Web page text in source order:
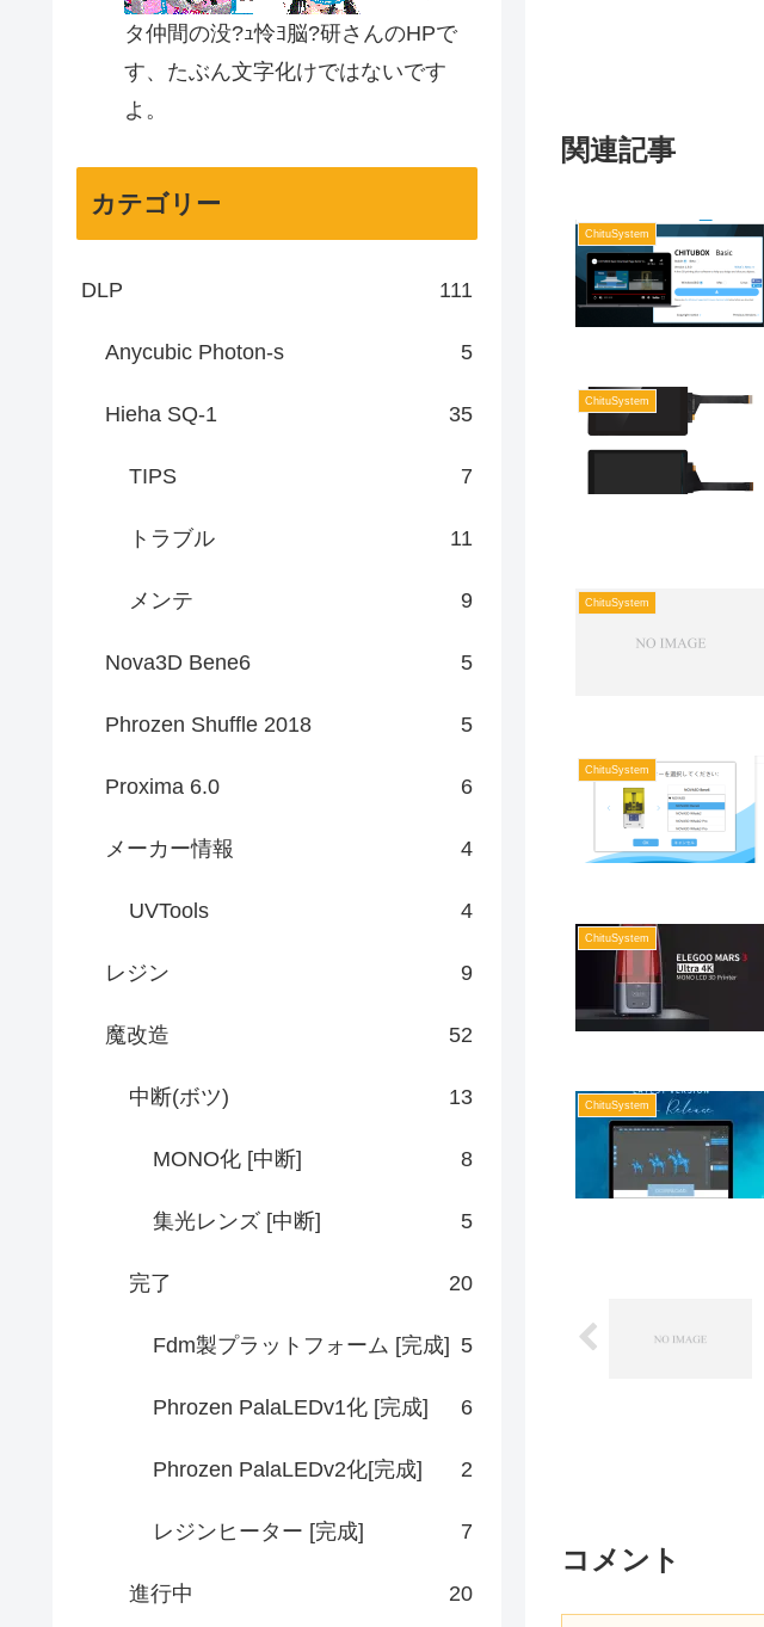
関連記事
ChituSystem
ChituSystem
ChituSystem
ChituSystem
ChituSystem
ChituSystem
コメント
タ仲間の没?ｭ怜ﾖ脳?研さんのHPで
す、たぶん文字化けではないです
よ。
カテゴリー
DLP 111
Anycubic Photon-s 5
Hieha SQ-1 35
TIPS 7
トラブル 11
メンテ 9
Nova3D Bene6 5
Phrozen Shuffle 2018 5
Proxima 6.0 6
メーカー情報 4
UVTools 4
レジン 9
魔改造 52
中断(ボツ) 13
MONO化 [中断] 8
集光レンズ [中断] 5
完了 20
Fdm製プラットフォーム [完成] 5
Phrozen PalaLEDv1化 [完成] 6
Phrozen PalaLEDv2化[完成] 2
レジンヒーター [完成] 7
進行中 20